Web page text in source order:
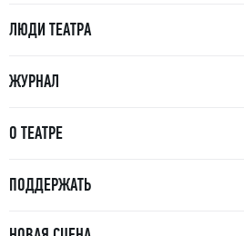
ЛЮДИ ТЕАТРА
ЖУРНАЛ
О ТЕАТРЕ
ПОДДЕРЖАТЬ